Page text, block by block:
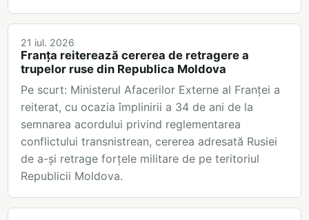
21 iul. 2026
Franța reiterează cererea de retragere a
trupelor ruse din Republica Moldova
Pe scurt: Ministerul Afacerilor Externe al Franței a
reiterat, cu ocazia împlinirii a 34 de ani de la
semnarea acordului privind reglementarea
conflictului transnistrean, cererea adresată Rusiei
de a-și retrage forțele militare de pe teritoriul
Republicii Moldova.